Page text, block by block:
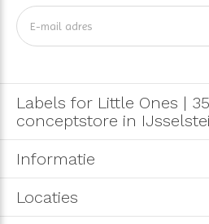
Labels for Little Ones |
conceptstore in
Informatie
Locaties